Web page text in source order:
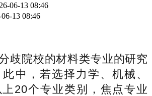
06-13 08:46
06-13 08:46
院校的材料类专业的研究
中，若选择力学、机械、
20个专业类别，焦点专业